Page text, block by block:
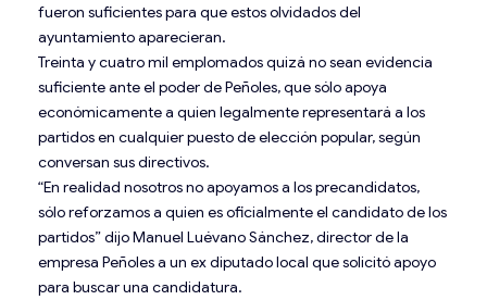
fueron suficientes para que estos olvidados del
ayuntamiento aparecieran.
Treinta y cuatro mil emplomados quizá no sean evidencia
suficiente ante el poder de Peñoles, que sólo apoya
económicamente a quien legalmente representará a los
partidos en cualquier puesto de elección popular, según
conversan sus directivos.
“En realidad nosotros no apoyamos a los precandidatos,
sólo reforzamos a quien es oficialmente el candidato de los
partidos” dijo Manuel Luévano Sánchez, director de la
empresa Peñoles a un ex diputado local que solicitó apoyo
para buscar una candidatura.